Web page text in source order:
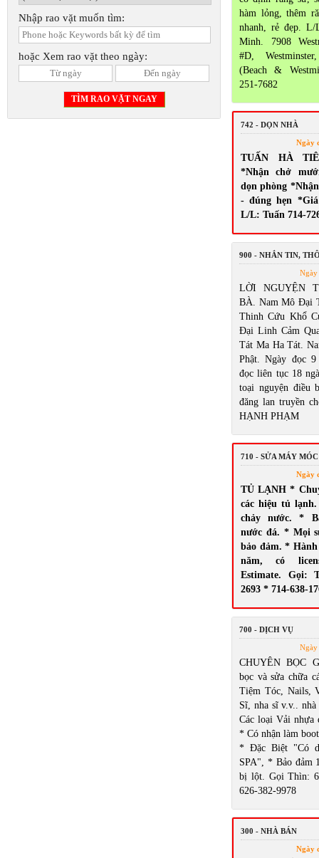
Nhập rao vặt muốn tìm:
hoặc Xem rao vặt theo ngày:
hàm lỏng, thêm
nhanh, rẻ đẹp.
Minh. 7908
#D,
(Beach &
251-7682
742 - DỌN NHÀ
Ngày
TUẤN HÀ
*Nhận chở
dọn phòng
- đúng hẹn
L/L: Tuấn 714-
900 - NHẮN TIN,
Ngày
LỜI NGUYỆN
BÀ. Nam Mô Đại
Thinh Cứu Khổ
Đại Linh Cảm
Tát Ma Ha Tát.
Phật. Ngày đọc
đọc liên tục 18
toại nguyện điều
đăng lan truyền
HẠNH PHẠM
710 - SỬA MÁY MÓC
Ngày
TỦ LẠNH *
các hiệu tủ
chảy nước. *
nước đá. * Mọi
bảo đảm. *
năm, có
Estimate. Gọi:
2693 * 714-638-
700 - DỊCH VỤ
Ngày
CHUYÊN BỌC
bọc và sửa chữa
Tiệm Tóc, Nails,
Sĩ, nha sĩ v.v..
Các loại Vải nhựa
* Có nhận làm
* Đặc Biệt "Có
SPA", * Bảo đảm
bị lột. Gọi Thìn:
626-382-9978
300 - NHÀ BÁN
Ngày